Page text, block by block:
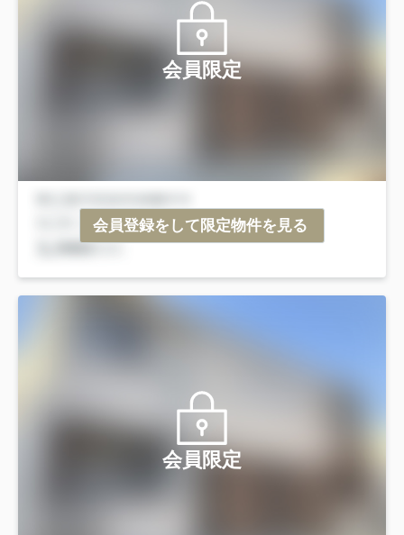
会員限定
会員登録をして限定物件を見る
会員限定